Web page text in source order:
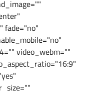
fade="no"
video_webm=""